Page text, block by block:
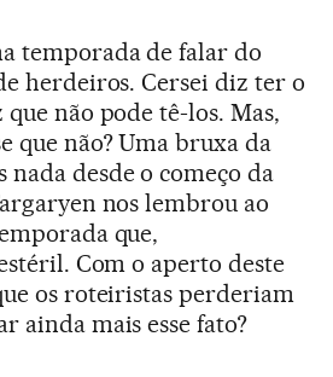
temporada de falar do
herdeiros. Cersei diz ter o
que não pode tê-los. Mas,
que não? Uma bruxa da
nada desde o começo da
nos lembrou ao
que,
Com o aperto deste
os roteiristas perderiam
ainda mais esse fato?